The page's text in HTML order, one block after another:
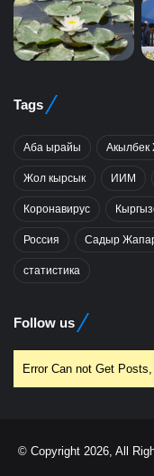
Tags
Аба ырайы Акылбек
Жол кырсык ИИМ
Коронавирус
Россия Садыр
статистика
Follow us
Error Can not Get
© Copyright 2026, All